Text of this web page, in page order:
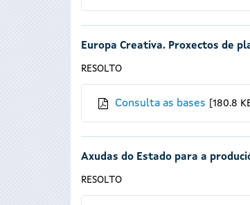
Europa Creativa. Proxectos de
RESOLTO
Consulta as bases 180.8
Axudas do Estado para a
RESOLTO